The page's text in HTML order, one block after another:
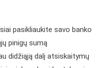
pasikliaukite savo banko
pinigų sumą
didžiąją dalį atsiskaitymų